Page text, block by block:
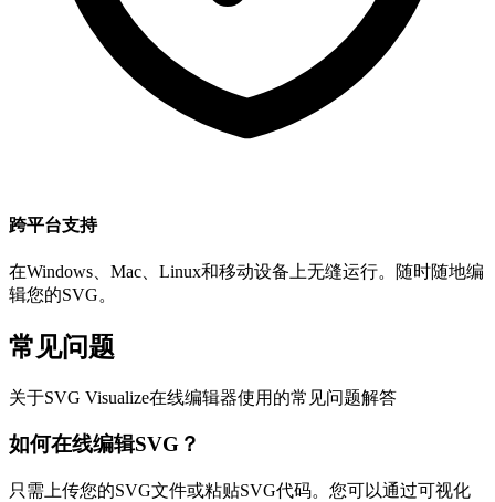
跨平台支持
在Windows、Mac、Linux和移动设备上无缝运行。随时随地编
辑您的SVG。
常见问题
关于SVG Visualize在线编辑器使用的常见问题解答
如何在线编辑SVG？
只需上传您的SVG文件或粘贴SVG代码。您可以通过可视化